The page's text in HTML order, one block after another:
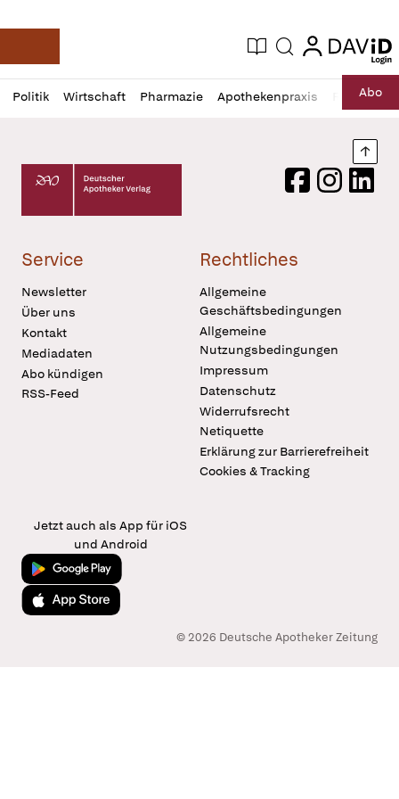
Deutsche Apotheker Zeitung
Aktuelle Ausgabe
Suche login
login
Politik Wirtschaft Pharmazie Apothekenpraxis RechtAbo
Profil
öffnen
Daz
Pur
Deutscher Apotheker Verlag Logo
FacebookInstagram
Service
Newsletter
Über uns
Kontakt
Mediadaten
Abo kündigen
RSS-Feed
Rechtliches
Allgemeine
Geschäftsbedingungen
Allgemeine
Nutzungsbedingungen
Impressum
Datenschutz
Widerrufsrecht
Netiquette
Erklärung zur Barrierefreiheit
Cookies & Tracking
Jetzt auch als App für iOS
und Android
Jetzt bei Google Play
Laden im App Store
© 2026 Deutsche Apotheker Zeitung